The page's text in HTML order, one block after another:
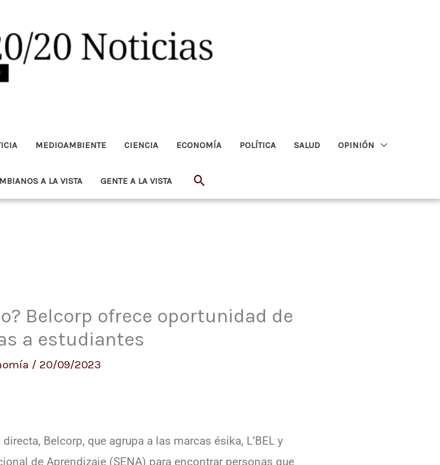
MEDIOAMBIENTE CIENCIA ECONOMÍA POLÍTICA SALUD OPINIÓN
A LA VISTA GENTE A LA VISTA Buscar
Belcorp ofrece oportunidad de
a estudiantes
/ 20/09/2023
Belcorp, que agrupa a las marcas ésika, L’BEL y
de Aprendizaje (SENA) para encontrar personas que